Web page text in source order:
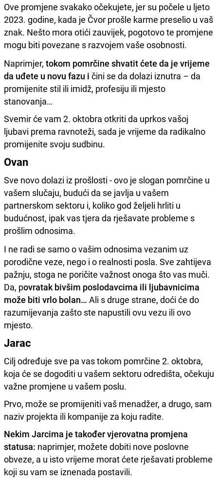
Ove promjene svakako očekujete, jer su počele u ljeto
2023. godine, kada je Čvor prošle karme preselio u vaš
znak. Nešto mora otići zauvijek, pogotovo te promjene
mogu biti povezane s razvojem vaše osobnosti.
Naprimjer, tokom pomrčine shvatit ćete da je vrijeme
da uđete u novu fazu i čini se da dolazi iznutra – da
promijenite stil ili imidž, profesiju ili mjesto
stanovanja…
Svemir će vam 2. oktobra otkriti da uprkos vašoj
ljubavi prema ravnoteži, sada je vrijeme da radikalno
promijenite svoju sudbinu.
Ovan
Sve novo dolazi iz prošlosti - ovo je slogan pomrčine u
vašem slučaju, budući da se javlja u vašem
partnerskom sektoru i, koliko god željeli hrliti u
budućnost, ipak vas tjera da rješavate probleme s
prošlim odnosima.
I ne radi se samo o vašim odnosima vezanim uz
porodične veze, nego i o realnosti posla. Sve zahtijeva
pažnju, stoga ne poričite važnost onoga što vas muči.
Da, povratak bivšim poslodavcima ili ljubavnicima
može biti vrlo bolan… Ali s druge strane, doći će do
razumijevanja zašto ste napustili ovu vezu ili ovo
mjesto.
Jarac
Cilj određuje sve pa vas tokom pomrčine 2. oktobra,
koja će se dogoditi u vašem sektoru odredišta, očekuju
važne promjene u vašem poslu.
Prvo, može se promijeniti vaš menadžer, a drugo, sam
naziv projekta ili kompanije za koju radite.
Nekim Jarcima je također vjerovatna promjena
statusa: naprimjer, možete dobiti nove poslovne
obveze, a u isto vrijeme morat ćete rješavati probleme
koji su vam se iznenada postavili.